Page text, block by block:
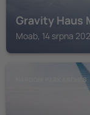
Gravity Haus
Moab, 14 srpna
NÁRODNÍ PARK ARCHES